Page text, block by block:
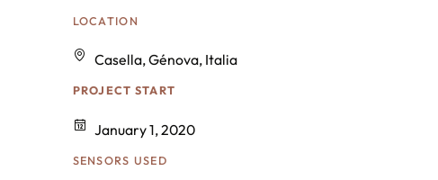
LOCATION
Casella, Génova, Italia
PROJECT START
January 1, 2020
SENSORS USED